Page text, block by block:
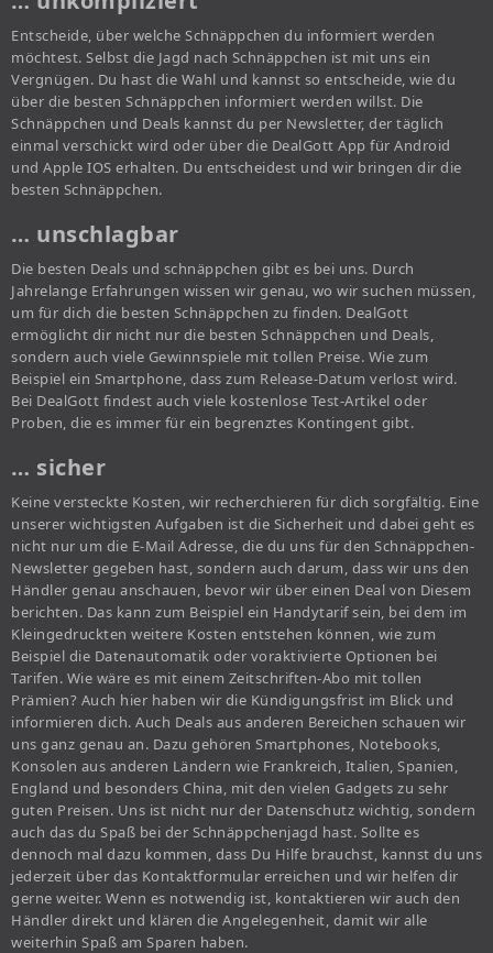
Entscheide, über welche Schnäppchen du informiert werden
möchtest. Selbst die Jagd nach Schnäppchen ist mit uns ein
Vergnügen. Du hast die Wahl und kannst so entscheide, wie du
über die besten Schnäppchen informiert werden willst. Die
Schnäppchen und Deals kannst du per Newsletter, der täglich
einmal verschickt wird oder über die DealGott App für Android
und Apple IOS erhalten. Du entscheidest und wir bringen dir die
besten Schnäppchen.
… unschlagbar
Die besten Deals und schnäppchen gibt es bei uns. Durch
Jahrelange Erfahrungen wissen wir genau, wo wir suchen müssen,
um für dich die besten Schnäppchen zu finden. DealGott
ermöglicht dir nicht nur die besten Schnäppchen und Deals,
sondern auch viele Gewinnspiele mit tollen Preise. Wie zum
Beispiel ein Smartphone, dass zum Release-Datum verlost wird.
Bei DealGott findest auch viele kostenlose Test-Artikel oder
Proben, die es immer für ein begrenztes Kontingent gibt.
… sicher
Keine versteckte Kosten, wir recherchieren für dich sorgfältig. Eine
unserer wichtigsten Aufgaben ist die Sicherheit und dabei geht es
nicht nur um die E-Mail Adresse, die du uns für den Schnäppchen-
Newsletter gegeben hast, sondern auch darum, dass wir uns den
Händler genau anschauen, bevor wir über einen Deal von Diesem
berichten. Das kann zum Beispiel ein Handytarif sein, bei dem im
Kleingedruckten weitere Kosten entstehen können, wie zum
Beispiel die Datenautomatik oder voraktivierte Optionen bei
Tarifen. Wie wäre es mit einem Zeitschriften-Abo mit tollen
Prämien? Auch hier haben wir die Kündigungsfrist im Blick und
informieren dich. Auch Deals aus anderen Bereichen schauen wir
uns ganz genau an. Dazu gehören Smartphones, Notebooks,
Konsolen aus anderen Ländern wie Frankreich, Italien, Spanien,
England und besonders China, mit den vielen Gadgets zu sehr
guten Preisen. Uns ist nicht nur der Datenschutz wichtig, sondern
auch das du Spaß bei der Schnäppchenjagd hast. Sollte es
dennoch mal dazu kommen, dass Du Hilfe brauchst, kannst du uns
jederzeit über das Kontaktformular erreichen und wir helfen dir
gerne weiter. Wenn es notwendig ist, kontaktieren wir auch den
Händler direkt und klären die Angelegenheit, damit wir alle
weiterhin Spaß am Sparen haben.